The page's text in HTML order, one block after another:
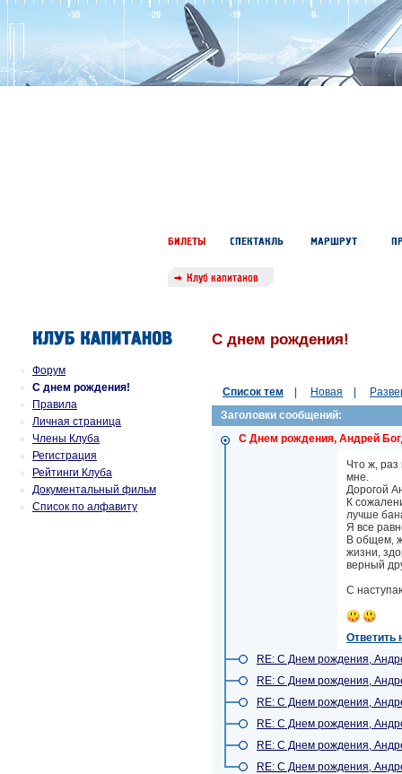
Форум
С днем рождения!
Правила
Личная страница
Члены Клуба
Регистрация
Рейтинги Клуба
Документальный фильм
Список по алфавиту
С днем рождения!
Список тем Новая
Заголовки сообщений:
С Днем рождения, Андрей
Что ж, раз
мне.
Дорогой
К
лучше
Я все
В общем,
жизни,
верный
С
Ответить
RE: С Днем рождения,
RE: С Днем рождения,
RE: С Днем рождения,
RE: С Днем рождения,
RE: С Днем рождения,
RE: С Днем рождения,